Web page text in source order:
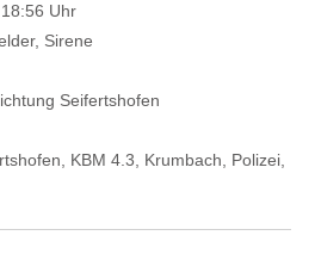
Uhr
Sirene
Seifertshofen
KBM 4.3, Krumbach, Polizei,